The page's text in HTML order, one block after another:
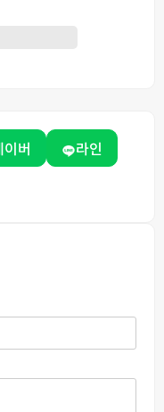
이버
라인